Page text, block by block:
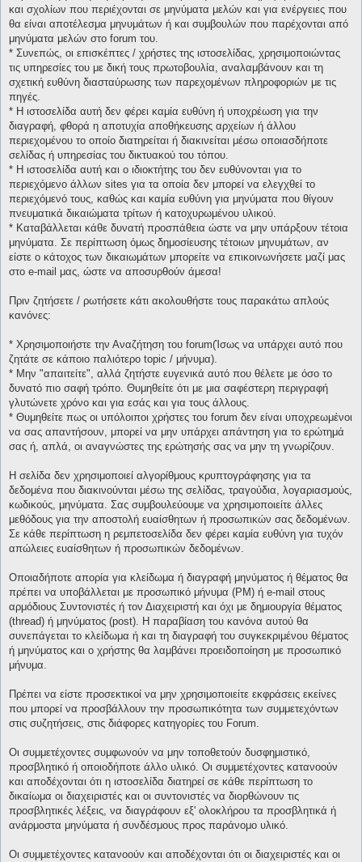
και σχολίων που περιέχονται σε μηνύματα μελών και για ενέργειες που
θα είναι αποτέλεσμα μηνυμάτων ή και συμβουλών που παρέχονται από
μηνύματα μελών στο forum του.
* Συνεπώς, οι επισκέπτες / χρήστες της ιστοσελίδας, χρησιμοποιώντας
τις υπηρεσίες του με δική τους πρωτοβουλία, αναλαμβάνουν και τη
σχετική ευθύνη διασταύρωσης των παρεχομένων πληροφοριών με τις
πηγές.
* H ιστοσελίδα αυτή δεν φέρει καμία ευθύνη ή υποχρέωση για την
διαγραφή, φθορά η αποτυχία αποθήκευσης αρχείων ή άλλου
περιεχομένου το οποίο διατηρείται ή διακινείται μέσω οποιασδήποτε
σελίδας ή υπηρεσίας του δικτυακού του τόπου.
* H ιστοσελίδα αυτή και ο ιδιοκτήτης του δεν ευθύνονται για το
περιεχόμενο άλλων sites για τα οποία δεν μπορεί να ελεγχθεί το
περιεχόμενό τους, καθώς και καμία ευθύνη για μηνύματα που θίγουν
πνευματικά δικαιώματα τρίτων ή κατοχυρωμένου υλικού.
* Καταβάλλεται κάθε δυνατή προσπάθεια ώστε να μην υπάρξουν τέτοια
μηνύματα. Σε περίπτωση όμως δημοσίευσης τέτοιων μηνυμάτων, αν
είστε ο κάτοχος των δικαιωμάτων μπορείτε να επικοινωνήσετε μαζί μας
στο e-mail μας, ώστε να αποσυρθούν άμεσα!
Πριν ζητήσετε / ρωτήσετε κάτι ακολουθήστε τους παρακάτω απλούς
κανόνες:
* Χρησιμοποιήστε την Αναζήτηση του forum(Ίσως να υπάρχει αυτό που
ζητάτε σε κάποιο παλιότερο topic / μήνυμα).
* Μην "απαιτείτε", αλλά ζητήστε ευγενικά αυτό που θέλετε με όσο το
δυνατό πιο σαφή τρόπο. Θυμηθείτε ότι με μια σαφέστερη περιγραφή
γλυτώνετε χρόνο και για εσάς και για τους άλλους.
* Θυμηθείτε πως οι υπόλοιποι χρήστες του forum δεν είναι υποχρεωμένοι
να σας απαντήσουν, μπορεί να μην υπάρχει απάντηση για το ερώτημά
σας ή, απλά, οι αναγνώστες της ερώτησής σας να μην τη γνωρίζουν.
Η σελίδα δεν χρησιμοποιεί αλγορίθμους κρυπτογράφησης για τα
δεδομένα που διακινούνται μέσω της σελίδας, τραγούδια, λογαριασμούς,
κωδικούς, μηνύματα. Σας συμβουλεύουμε να χρησιμοποιείτε άλλες
μεθόδους για την αποστολή ευαίσθητων ή προσωπικών σας δεδομένων.
Σε κάθε περίπτωση η ρεμπετοσελίδα δεν φέρει καμία ευθύνη για τυχόν
απώλειες ευαίσθητων ή προσωπικών δεδομένων.
Οποιαδήποτε απορία για κλείδωμα ή διαγραφή μηνύματος ή θέματος θα
πρέπει να υποβάλλεται με προσωπικό μήνυμα (PM) ή e-mail στους
αρμόδιους Συντονιστές ή τον Διαχειριστή και όχι με δημιουργία θέματος
(thread) ή μηνύματος (post). Η παραβίαση του κανόνα αυτού θα
συνεπάγεται το κλείδωμα ή και τη διαγραφή του συγκεκριμένου θέματος
ή μηνύματος και ο χρήστης θα λαμβάνει προειδοποίηση με προσωπικό
μήνυμα.
Πρέπει να είστε προσεκτικοί να μην χρησιμοποιείτε εκφράσεις εκείνες
που μπορεί να προσβάλλουν την προσωπικότητα των συμμετεχόντων
στις συζητήσεις, στις διάφορες κατηγορίες του Forum.
Οι συμμετέχοντες συμφωνούν να μην τοποθετούν δυσφημιστικό,
προσβλητικό ή οποιοδήποτε άλλο υλικό. Οι συμμετέχοντες κατανοούν
και αποδέχονται ότι η ιστοσελίδα διατηρεί σε κάθε περίπτωση το
δικαίωμα οι διαχειριστές και οι συντονιστές να διορθώνουν τις
προσβλητικές λέξεις, να διαγράφουν εξ' ολοκλήρου τα προσβλητικά ή
ανάρμοστα μηνύματα ή συνδέσμους προς παράνομο υλικό.
Οι συμμετέχοντες κατανοούν και αποδέχονται ότι οι διαχειριστές και οι